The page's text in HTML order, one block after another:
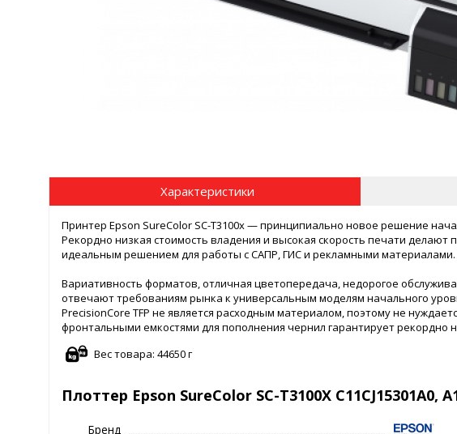
Характеристики
Принтер Epson SureColor SC-T3100x — принципиально новое решение
Рекордно низкая стоимость владения и высокая скорость печати делают
идеальным решением для работы с САПР, ГИС и рекламными материалами.
Вариативность форматов, отличная цветопередача, недорогое
отвечают требованиям рынка к универсальным моделям начального
PrecisionCore TFP не является расходным материалом, поэтому не
фронтальными емкостями для пополнения чернил гарантирует рекордно
Вес товара: 44650 г
Плоттер Epson SureColor SC-T3100X C11CJ15301A0,
Бренд